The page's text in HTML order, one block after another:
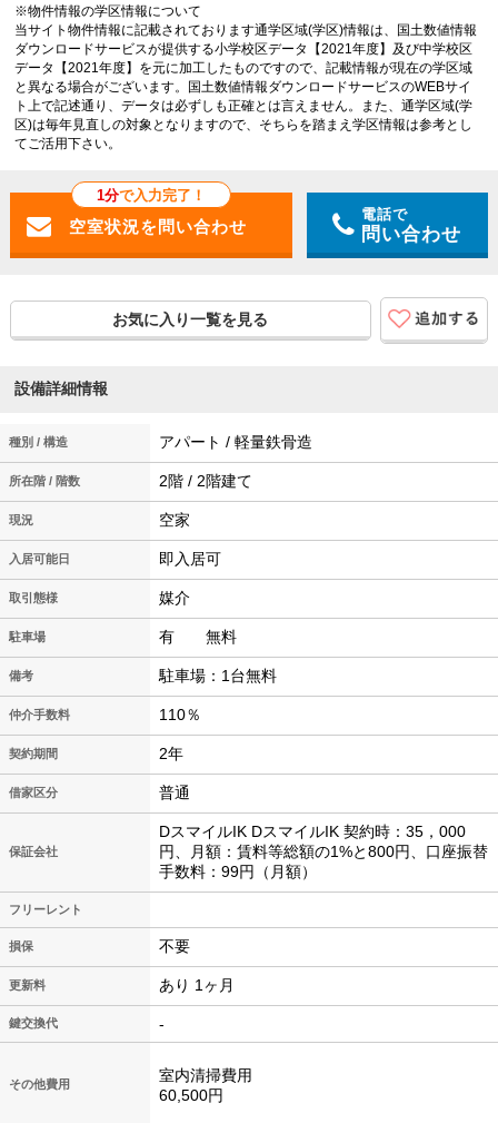
※物件情報の学区情報について
当サイト物件情報に記載されております通学区域(学区)情報は、国土数値情報
ダウンロードサービスが提供する小学校区データ【2021年度】及び中学校区
データ【2021年度】を元に加工したものですので、記載情報が現在の学区域
と異なる場合がございます。国土数値情報ダウンロードサービスのWEBサイ
ト上で記述通り、データは必ずしも正確とは言えません。また、通学区域(学
区)は毎年見直しの対象となりますので、そちらを踏まえ学区情報は参考とし
てご活用下さい。
1分で入力完了！
電話で
問い合わせ
お気に入り一覧を見る
設備詳細情報
種別 / 構造 アパート / 軽量鉄骨造
所在階 / 階数 2階 / 2階建て
現況 空家
入居可能日 即入居可
取引態様 媒介
駐車場 有 無料
備考 駐車場：1台無料
仲介手数料 110％
契約期間 2年
借家区分 普通
保証会社
DスマイルIK DスマイルIK 契約時：35，000
円、月額：賃料等総額の1%と800円、口座振替
手数料：99円（月額）
フリーレント
損保 不要
更新料 あり 1ヶ月
鍵交換代 -
その他費用
室内清掃費用
60,500円